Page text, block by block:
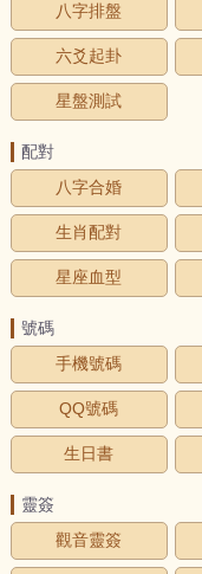
八字排盤
六爻起卦
星盤測試
配對
八字合婚
生肖配對
星座血型
號碼
手機號碼
QQ號碼
生日書
靈簽
觀音靈簽